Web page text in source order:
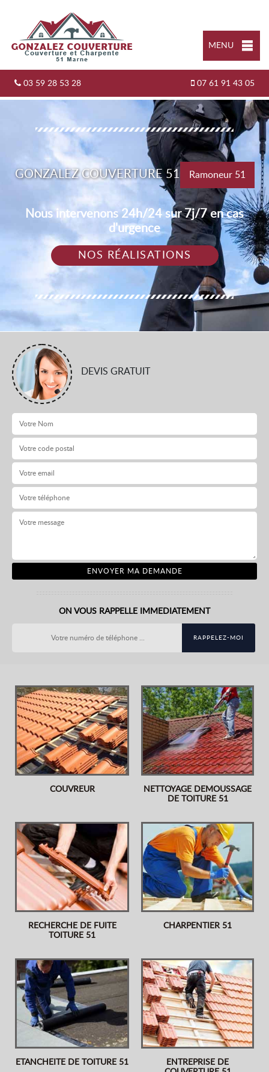
MENU
03 59 28 53 28 07 61 91 43 05
GONZALEZ COUVERTURE 51 Ramoneur 51
Nous intervenons 24h/24 sur 7j/7 en cas
d'urgence
NOS RÉALISATIONS
DEVIS GRATUIT
ON VOUS RAPPELLE IMMEDIATEMENT
COUVREUR
NETTOYAGE DEMOUSSAGE
DE TOITURE 51
RECHERCHE DE FUITE
TOITURE 51
CHARPENTIER 51
ETANCHEITE DE TOITURE 51
ENTREPRISE DE